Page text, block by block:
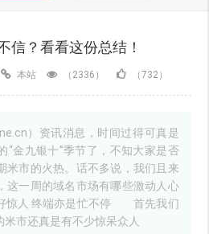
信？看看这份总结！
本站 （2336） （732）
）资讯消息，时间过得可真是
“金九银十”季节了，不知大家是否
米市的火热。话不多说，我们且来
这一周的域名市场有哪些激动人心
人 终端亦是忙不停 首先我们
市还真是有不少惊呆众人